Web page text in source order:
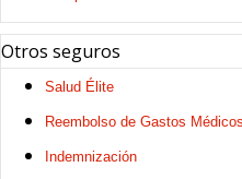
Otros seguros
Salud Élite
Reembolso de Gastos Médicos
Indemnización